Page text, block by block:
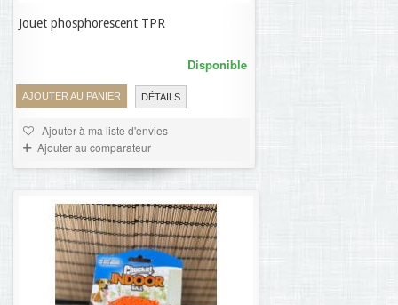
Jouet phosphorescent TPR
AJOUTER AU PANIER DÉTAILS
Disponible
Ajouter à ma liste d'envies
Ajouter au comparateur